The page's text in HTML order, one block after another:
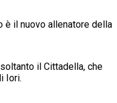
è il nuovo allenatore della
il Cittadella, che
Iori.